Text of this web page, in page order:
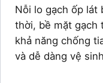
Nỗi lo gạch ốp lát
thời, bề mặt gạch
khả năng chống
và dễ dàng vệ